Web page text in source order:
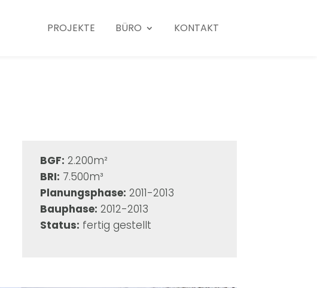
PROJEKTE BÜRO KONTAKT
BGF: 2.200m²
BRI: 7.500m³
Planungsphase: 2011-2013
Bauphase: 2012-2013
Status: fertig gestellt